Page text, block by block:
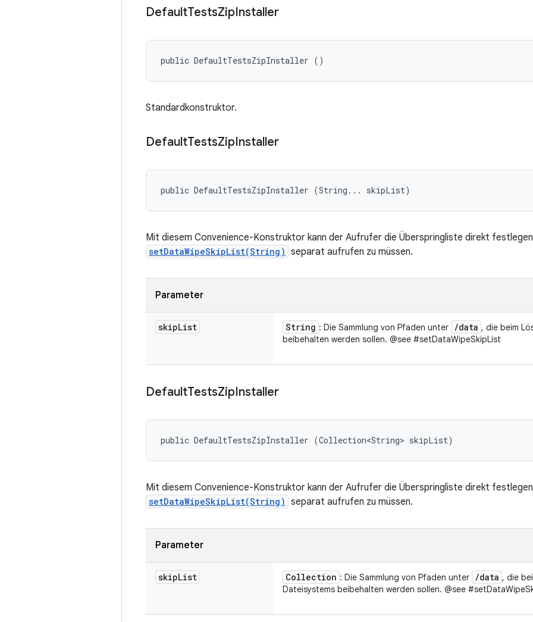
DefaultTestsZipInstaller
public DefaultTestsZipInstaller ()
Standardkonstruktor.
DefaultTestsZipInstaller
public DefaultTestsZipInstaller (String... skipList)
Mit diesem Convenience-Konstruktor kann der Aufrufer die Überspringliste direkt
setDataWipeSkipList(String) separat aufrufen zu müssen.
Parameter
skipList String : Die Sammlung von Pfaden unter /data , die beim
beibehalten werden sollen. @see #setDataWipeSkipList
DefaultTestsZipInstaller
public DefaultTestsZipInstaller (Collection<String> skipList)
Mit diesem Convenience-Konstruktor kann der Aufrufer die Überspringliste direkt
setDataWipeSkipList(String) separat aufrufen zu müssen.
Parameter
skipList Collection : Die Sammlung von Pfaden unter /data , die
Dateisystems beibehalten werden sollen. @see